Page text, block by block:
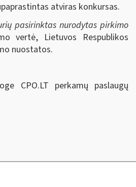
atviras konkursas.
pasirinktas nurodytas pirkimo
vertė, Lietuvos Respublikos
nuostatos.
CPO.LT perkamų paslaugų